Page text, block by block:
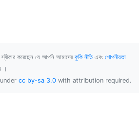
করেছেন যে আপনি আমাদের কুকি নীতিএবং গোপনীয়তা
।
cc by-sa 3.0 with attribution required.